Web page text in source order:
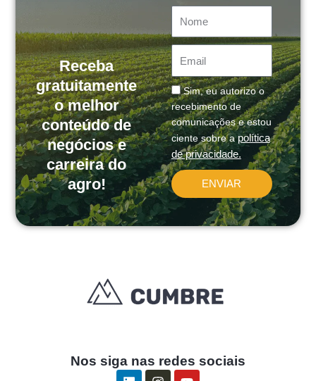
Receba
gratuitamente
o melhor
conteúdo de
negócios e
carreira do
agro!
Email
Message
Sim, eu autorizo o
recebimento de
comunicações e estou
ciente sobre a política
de privacidade.
ENVIAR
Nos siga nas redes sociais
L I Y